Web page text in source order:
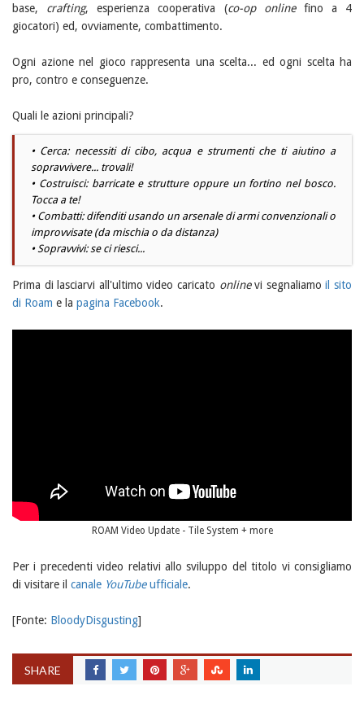
base, crafting, esperienza cooperativa (co-op onlinefino a 4
giocatori) ed, ovviamente, combattimento.
Ogni azione nel gioco rappresenta una scelta... ed ogni scelta ha
pro, contro e conseguenze.
Quali le azioni principali?
• Cerca: necessiti di cibo, acqua e strumenti che ti aiutino a
sopravvivere... trovali!
• Costruisci: barricate e strutture oppure un fortino nel bosco.
Tocca a te!
• Combatti: difenditi usando un arsenale di armi convenzionali o
improvvisate (da mischia o da distanza)
• Sopravvivi: se ci riesci...
Prima di lasciarvi all'ultimo video caricato onlinevi segnaliamoil sito
di Roam e la pagina Facebook.
ROAM Video Update - Tile System + more
Per i precedenti video relativi allo sviluppo del titolo vi consigliamo
di visitare il canale YouTubeufficiale.
[Fonte: BloodyDisgusting]
SHARE